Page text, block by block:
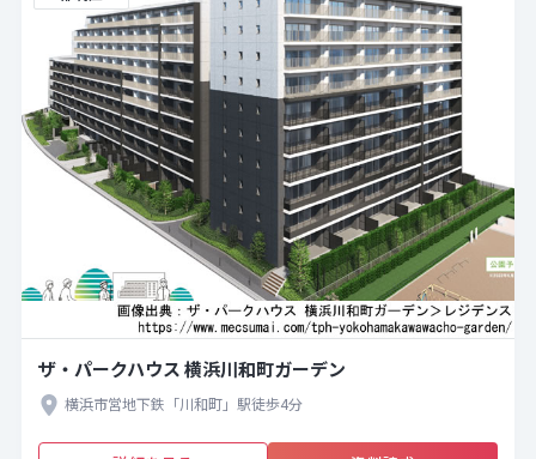
ザ・パークハウス 横浜川和町ガーデン
横浜市営地下鉄「川和町」駅徒歩4分